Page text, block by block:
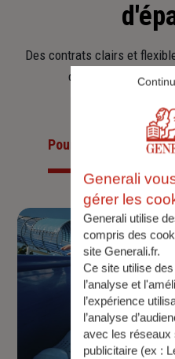
Des contrats clairs et
d’aujourd’hui et
Pour les particuliers
Generali
gérer les
Generali utilise
compris des
site Generali.fr.
Ce site utilise
l’analyse et
l’expérience
l’analyse
avec les réseaux
publicitaire (ex :